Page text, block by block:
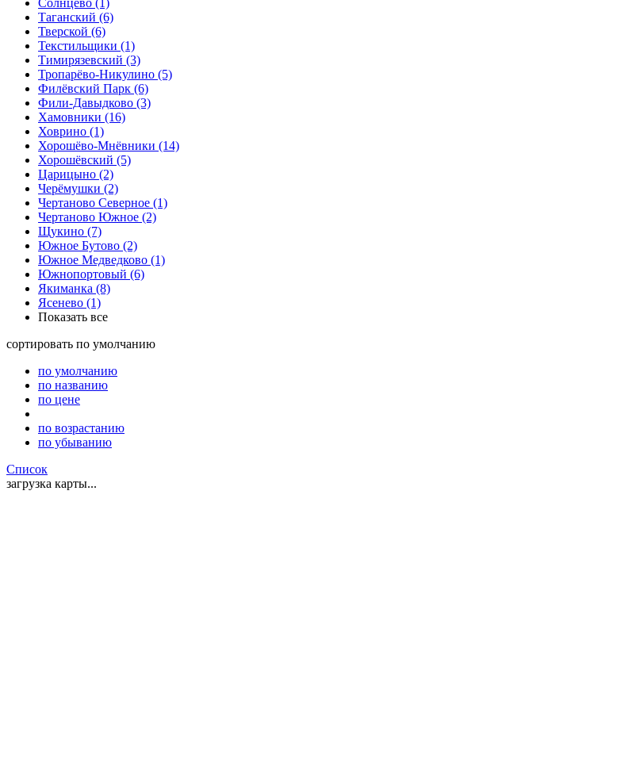
Таганский (6)
Тверской (6)
Текстильщики (1)
Тимирязевский (3)
Тропарёво-Никулино (5)
Филёвский Парк (6)
Фили-Давыдково (3)
Хамовники (16)
Ховрино (1)
Хорошёво-Мнёвники (14)
Хорошёвский (5)
Царицыно (2)
Черёмушки (2)
Чертаново Северное (1)
Чертаново Южное (2)
Щукино (7)
Южное Бутово (2)
Южное Медведково (1)
Южнопортовый (6)
Якиманка (8)
Ясенево (1)
Показать все
сортировать по умолчанию
по умолчанию
по названию
по цене
по возрастанию
по убыванию
Список
загрузка карты...